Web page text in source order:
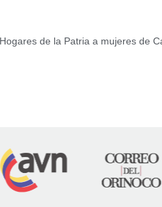
de la Patria a mujeres de